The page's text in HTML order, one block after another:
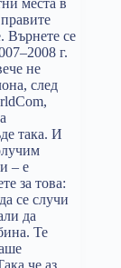
Върнете се
г.
не
след
така. И
– е
за това:
се случи
да
Те
че аз